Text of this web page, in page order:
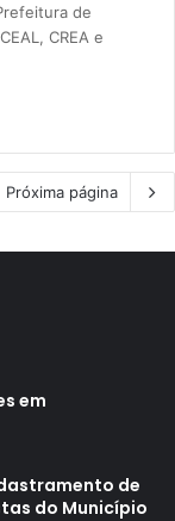
de
CREA e
Próxima página
em
de
do Município